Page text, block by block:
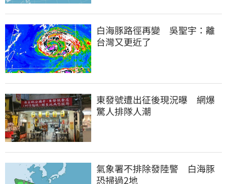
白海豚路徑再變　吳聖宇：離
台灣又更近了
東發號遭出征後現況曝　網爆
驚人排隊人潮
氣象署不排除發陸警　白海豚
恐掃過2地